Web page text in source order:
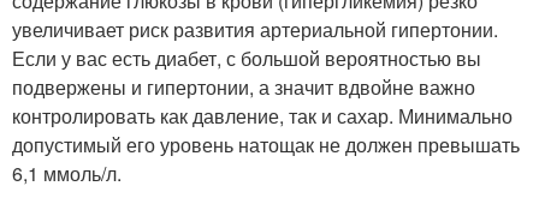
увеличивает риск развития артериальной гипертонии.
Если у вас есть диабет, с большой вероятностью вы
подвержены и гипертонии, а значит вдвойне важно
контролировать как давление, так и сахар. Минимально
допустимый его уровень натощак не должен превышать
6,1 ммоль/л.